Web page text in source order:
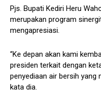
Pjs. Bupati Kediri Heru
merupakan program
mengapresiasi.
“Ke depan akan kami
presiden terkait dengan
penyediaan air bersih yang
kata dia.